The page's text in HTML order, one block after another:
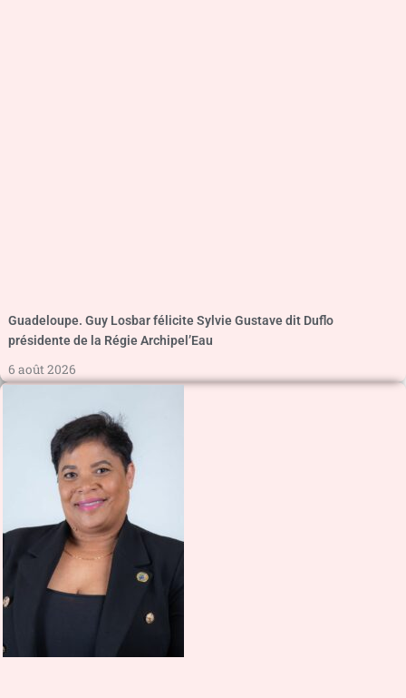
Guadeloupe. Guy Losbar félicite Sylvie Gustave dit Duflo
présidente de la Régie Archipel’Eau
6 août 2026